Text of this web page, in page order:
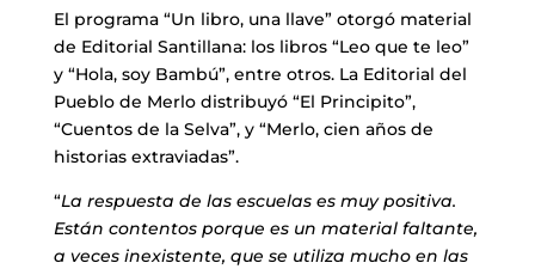
El programa “Un libro, una llave” otorgó material
de Editorial Santillana: los libros “Leo que te leo”
y “Hola, soy Bambú”, entre otros. La Editorial del
Pueblo de Merlo distribuyó “El Principito”,
“Cuentos de la Selva”, y “Merlo, cien años de
historias extraviadas”.
“La respuesta de las escuelas es muy positiva.
Están contentos porque es un material faltante,
a veces inexistente, que se utiliza mucho en las